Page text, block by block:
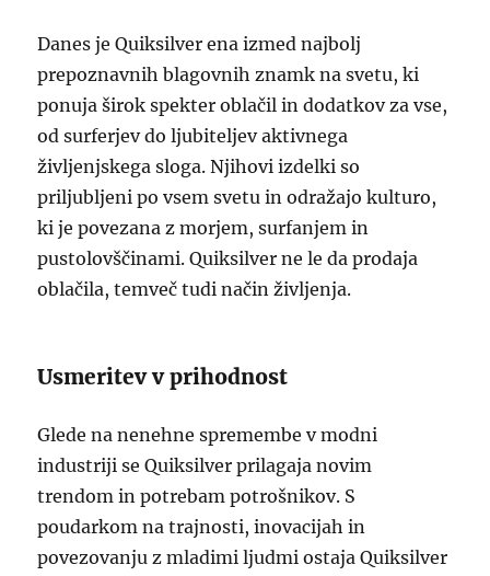
Danes je Quiksilver ena izmed najbolj
prepoznavnih blagovnih znamk na svetu, ki
ponuja širok spekter oblačil in dodatkov za vse,
od surferjev do ljubiteljev aktivnega
življenjskega sloga. Njihovi izdelki so
priljubljeni po vsem svetu in odražajo kulturo,
ki je povezana z morjem, surfanjem in
pustolovščinami. Quiksilver ne le da prodaja
oblačila, temveč tudi način življenja.
Usmeritev v prihodnost
Glede na nenehne spremembe v modni
industriji se Quiksilver prilagaja novim
trendom in potrebam potrošnikov. S
poudarkom na trajnosti, inovacijah in
povezovanju z mladimi ljudmi ostaja Quiksilver